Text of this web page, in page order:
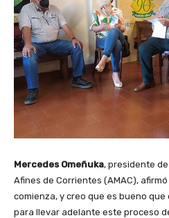
Mercedes Omeñuka, presidente
Afines de Corrientes (AMAC),
comienza, y creo que es bueno
para llevar adelante este proceso